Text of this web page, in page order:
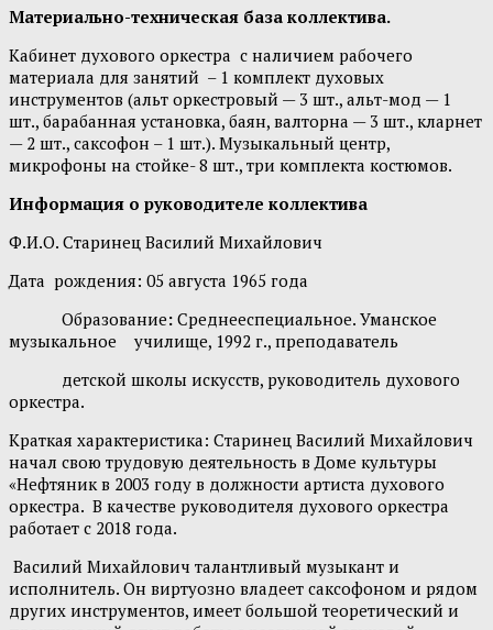
Материально-техническая база коллектива.
Кабинет духового оркестра с наличием рабочего
материала для занятий – 1 комплект духовых
инструментов (альт оркестровый — 3 шт., альт-мод — 1
шт., барабанная установка, баян, валторна — 3 шт., кларнет
— 2 шт., саксофон – 1 шт.). Музыкальный центр,
микрофоны на стойке- 8 шт., три комплекта костюмов.
Информация о руководителе коллектива
Ф.И.О. Старинец Василий Михайлович
Дата рождения: 05 августа 1965 года
Образование: Среднееспециальное. Уманское
музыкальное
училище, 1992 г., преподаватель
детской школы искусств, руководитель духового
оркестра.
Краткая характеристика: Старинец Василий Михайлович
начал свою трудовую деятельность в Доме культуры
«Нефтяник в 2003 году в должности артиста духового
оркестра. В качестве руководителя духового оркестра
работает с 2018 года.
Василий Михайлович талантливый музыкант и
исполнитель. Он виртуозно владеет саксофоном и рядом
других инструментов, имеет большой теоретический и